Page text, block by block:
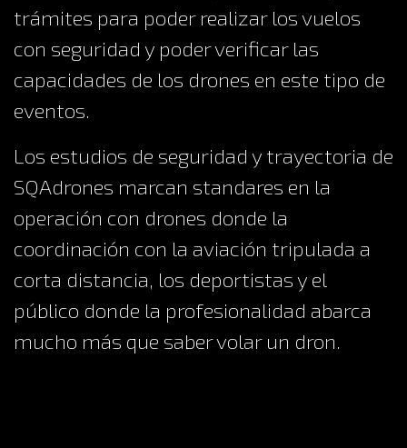
trámites para poder realizar los vuelos
con seguridad y poder verificar las
capacidades de los drones en este tipo de
eventos.
Los estudios de seguridad y trayectoria de
SQAdrones marcan standares en la
operación con drones donde la
coordinación con la aviación tripulada a
corta distancia, los deportistas y el
público donde la profesionalidad abarca
mucho más que saber volar un dron.